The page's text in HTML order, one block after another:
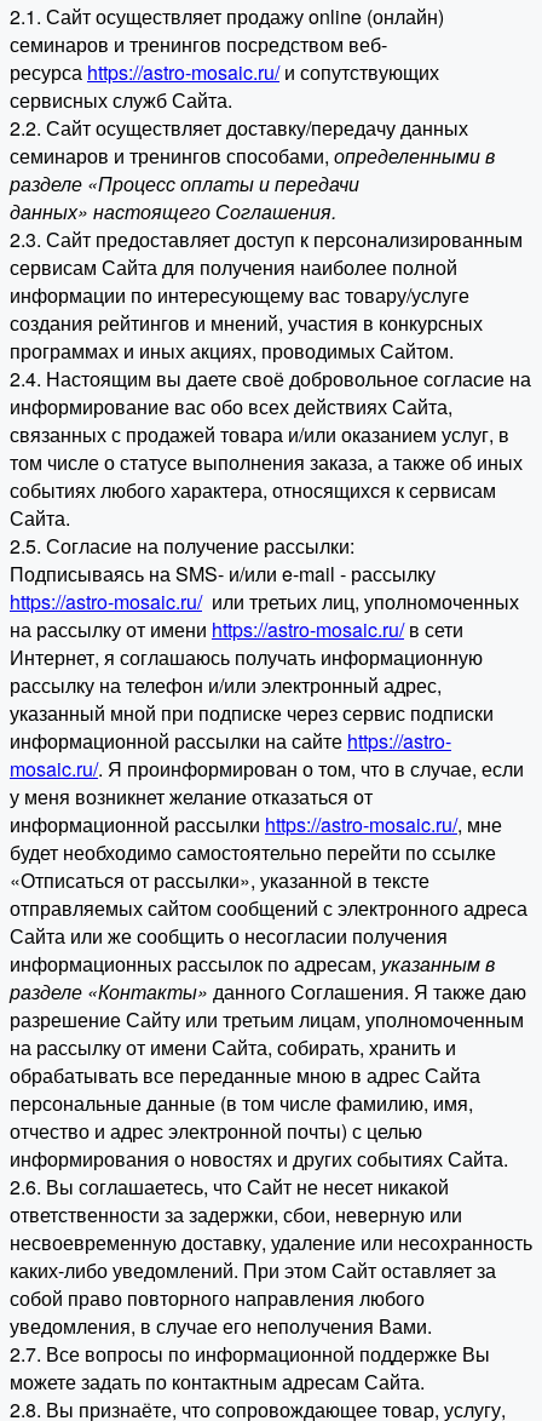
2.1. Сайт осуществляет продажу online (онлайн)
семинаров и тренингов посредством веб-
ресурса https://astro-mosaic.ru/и сопутствующих
сервисных служб Сайта.
2.2. Сайт осуществляет доставку/передачу данных
семинаров и тренингов способами, определенными в
разделе «Процесс оплаты и передачи
данных» настоящего Соглашения.
2.3. Сайт предоставляет доступ к персонализированным
сервисам Сайта для получения наиболее полной
информации по интересующему вас товару/услуге
создания рейтингов и мнений, участия в конкурсных
программах и иных акциях, проводимых Сайтом.
2.4. Настоящим вы даете своё добровольное согласие на
информирование вас обо всех действиях Сайта,
связанных с продажей товара и/или оказанием услуг, в
том числе о статусе выполнения заказа, а также об иных
событиях любого характера, относящихся к сервисам
Сайта.
2.5. Согласие на получение рассылки:
Подписываясь на SMS- и/или e-mail - рассылку
https://astro-mosaic.ru/или третьих лиц, уполномоченных
на рассылку от имени https://astro-mosaic.ru/в сети
Интернет, я соглашаюсь получать информационную
рассылку на телефон и/или электронный адрес,
указанный мной при подписке через сервис подписки
информационной рассылки на сайте https://astro-
mosaic.ru/. Я проинформирован о том, что в случае, если
у меня возникнет желание отказаться от
информационной рассылки https://astro-mosaic.ru/, мне
будет необходимо самостоятельно перейти по ссылке
«Отписаться от рассылки», указанной в тексте
отправляемых сайтом сообщений с электронного адреса
Сайта или же сообщить о несогласии получения
информационных рассылок по адресам, указанным в
разделе «Контакты» данного Соглашения. Я также даю
разрешение Сайту или третьим лицам, уполномоченным
на рассылку от имени Сайта, собирать, хранить и
обрабатывать все переданные мною в адрес Сайта
персональные данные (в том числе фамилию, имя,
отчество и адрес электронной почты) с целью
информирования о новостях и других событиях Сайта.
2.6. Вы соглашаетесь, что Сайт не несет никакой
ответственности за задержки, сбои, неверную или
несвоевременную доставку, удаление или несохранность
каких-либо уведомлений. При этом Сайт оставляет за
собой право повторного направления любого
уведомления, в случае его неполучения Вами.
2.7. Все вопросы по информационной поддержке Вы
можете задать по контактным адресам Сайта.
2.8. Вы признаёте, что сопровождающее товар, услугу,